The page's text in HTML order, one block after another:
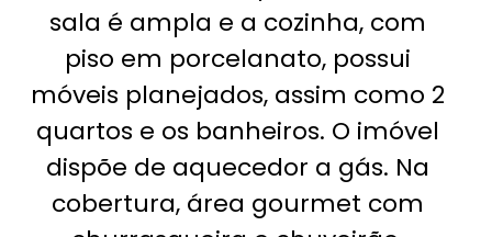
sala é ampla e a cozinha, com
piso em porcelanato, possui
móveis planejados, assim como 2
quartos e os banheiros. O imóvel
dispõe de aquecedor a gás. Na
cobertura, área gourmet com